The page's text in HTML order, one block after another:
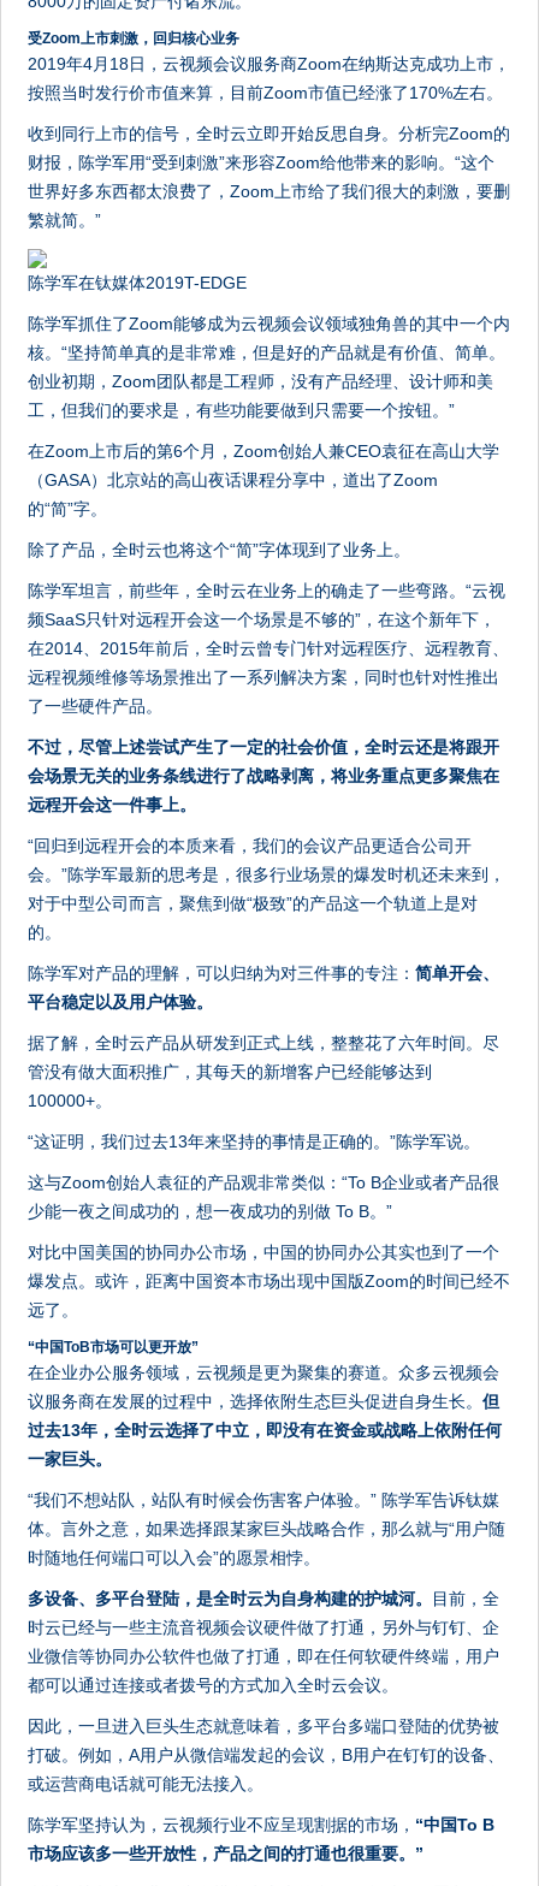
受Zoom上市刺激，回归核心业务
2019年4月18日，云视频会议服务商Zoom在纳斯达克成功上市，
按照当时发行价市值来算，目前Zoom市值已经涨了170%左右。
收到同行上市的信号，全时云立即开始反思自身。分析完Zoom的
财报，陈学军用“受到刺激”来形容Zoom给他带来的影响。“这个
世界好多东西都太浪费了，Zoom上市给了我们很大的刺激，要删
繁就简。”
陈学军在钛媒体2019T-EDGE
陈学军抓住了Zoom能够成为云视频会议领域独角兽的其中一个内
核。“坚持简单真的是非常难，但是好的产品就是有价值、简单。
创业初期，Zoom团队都是工程师，没有产品经理、设计师和美
工，但我们的要求是，有些功能要做到只需要一个按钮。”
在Zoom上市后的第6个月，Zoom创始人兼CEO袁征在高山大学
（GASA）北京站的高山夜话课程分享中，道出了Zoom
的“简”字。
除了产品，全时云也将这个“简”字体现到了业务上。
陈学军坦言，前些年，全时云在业务上的确走了一些弯路。“云视
频SaaS只针对远程开会这一个场景是不够的”，在这个新年下，
在2014、2015年前后，全时云曾专门针对远程医疗、远程教育、
远程视频维修等场景推出了一系列解决方案，同时也针对性推出
了一些硬件产品。
不过，尽管上述尝试产生了一定的社会价值，全时云还是将跟开
会场景无关的业务条线进行了战略剥离，将业务重点更多聚焦在
远程开会这一件事上。
“回归到远程开会的本质来看，我们的会议产品更适合公司开
会。”陈学军最新的思考是，很多行业场景的爆发时机还未来到，
对于中型公司而言，聚焦到做“极致”的产品这一个轨道上是对
的。
陈学军对产品的理解，可以归纳为对三件事的专注：简单开会、
平台稳定以及用户体验。
据了解，全时云产品从研发到正式上线，整整花了六年时间。尽
管没有做大面积推广，其每天的新增客户已经能够达到
100000+。
“这证明，我们过去13年来坚持的事情是正确的。”陈学军说。
这与Zoom创始人袁征的产品观非常类似：“To B企业或者产品很
少能一夜之间成功的，想一夜成功的别做 To B。”
对比中国美国的协同办公市场，中国的协同办公其实也到了一个
爆发点。或许，距离中国资本市场出现中国版Zoom的时间已经不
远了。
“中国ToB市场可以更开放”
在企业办公服务领域，云视频是更为聚集的赛道。众多云视频会
议服务商在发展的过程中，选择依附生态巨头促进自身生长。但
过去13年，全时云选择了中立，即没有在资金或战略上依附任何
一家巨头。
“我们不想站队，站队有时候会伤害客户体验。” 陈学军告诉钛媒
体。言外之意，如果选择跟某家巨头战略合作，那么就与“用户随
时随地任何端口可以入会”的愿景相悖。
多设备、多平台登陆，是全时云为自身构建的护城河。
目前，全
时云已经与一些主流音视频会议硬件做了打通，另外与钉钉、企
业微信等协同办公软件也做了打通，即在任何软硬件终端，用户
都可以通过连接或者拨号的方式加入全时云会议。
因此，一旦进入巨头生态就意味着，多平台多端口登陆的优势被
打破。例如，A用户从微信端发起的会议，B用户在钉钉的设备、
或运营商电话就可能无法接入。
陈学军坚持认为，云视频行业不应呈现割据的市场， “中国To B
市场应该多一些开放性，产品之间的打通也很重要。”